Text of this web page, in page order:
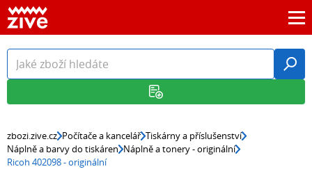
zbozi.zive.cz Počítače a kancelář Tiskárny a příslušenství
Náplně a barvy do tiskáren Náplně a tonery - originální
Ricoh 402098 - originální